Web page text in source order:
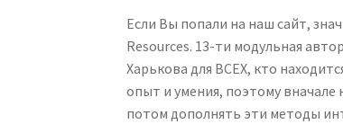
Если Вы попали на наш сайт,
Resources. 13-ти модульная
Харькова для ВСЕХ, кто
опыт и умения, поэтому
потом дополнять эти методы